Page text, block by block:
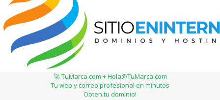
🚀 TuMarca.com + Hola@TuMarca.com
Tu web y correo profesional en minutos
Obten tu dominio!